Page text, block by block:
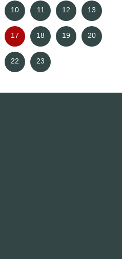
10 11 12 13
17 18 19 20
22 23